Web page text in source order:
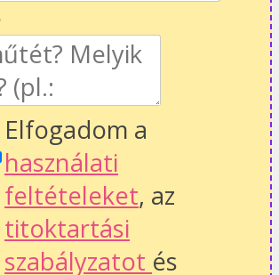
Elfogadom a
használati
feltételeket, az
titoktartási
szabályzatot és